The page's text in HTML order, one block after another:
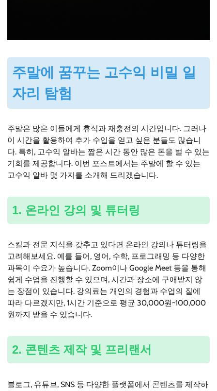
주말에 꿈꾸는 고수익 비밀 일
자리 탐험
주말은 많은 이들에게 휴식과 재충전의 시간입니다. 그러나
이 시간을 활용하여 추가 수입을 얻고 싶은 분들도 많습니
다. 특히, 고수익 알바는 짧은 시간 동안 많은 돈을 벌 수 있는
기회를 제공합니다. 이번 포스트에서는 주말에 할 수 있는
고수익 알바 몇 가지를 소개해 드리겠습니다.
1. 온라인 강의 및 튜터링
스킬과 전문 지식을 갖추고 있다면 온라인 강의나 튜터링을
고려해보세요. 예를 들어, 영어, 수학, 프로그래밍 등 다양한
과목이 수요가 높습니다. Zoom이나 Google Meet 등을 통해
쉽게 수업을 진행할 수 있으며, 시간과 장소에 구애받지 않
는 장점이 있습니다. 강의료는 개인의 경험과 수업의 질에
따라 다르겠지만, 1시간 기준으로 평균 30,000원~100,000
원까지 받을 수 있습니다.
2. 콘텐츠 제작 및 프리랜서
블로그, 유튜브, SNS 등 다양한 플랫폼에서 콘텐츠를 제작하